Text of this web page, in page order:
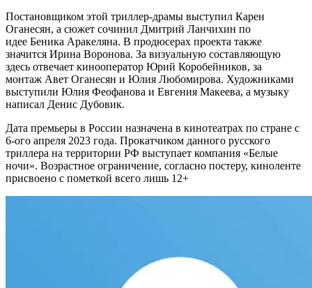
Постановщиком этой триллер-драмы выступил Карен
Оганесян, а сюжет сочинил Дмитрий Ланчихин по
идее Беника Аракеляна. В продюсерах проекта также
значится Ирина Воронова. За визуальную составляющую
здесь отвечает кинооператор Юрий Коробейников, за
монтаж Авет Оганесян и Юлия Любомирова. Художниками
выступили Юлия Феофанова и Евгения Макеева, а музыку
написал Денис Дубовик.
Дата премьеры в России назначена в кинотеатрах по стране с
6-ого апреля 2023 года. Прокатчиком данного русского
триллера на территории РФ выступает компания «Белые
ночи». Возрастное ограничение, согласно постеру, киноленте
присвоено с пометкой всего лишь 12+